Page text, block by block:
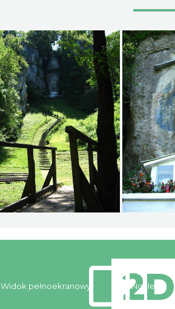
Widok pełnoekranowy: Noclegi